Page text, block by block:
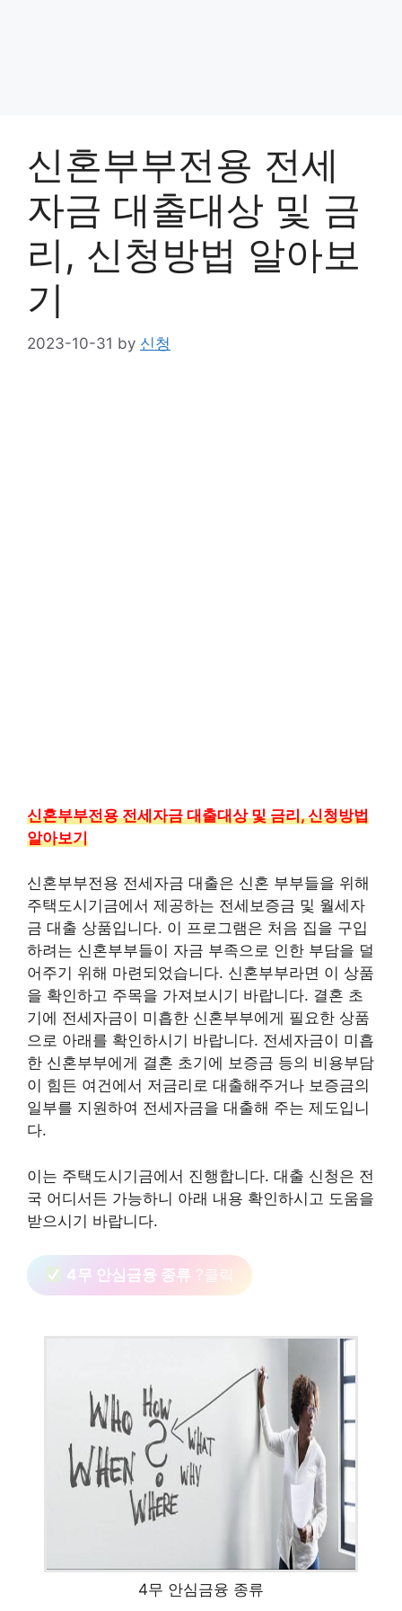
신혼부부전용 전세
자금 대출대상 및 금
리, 신청방법 알아보
기
2023-10-31 by 신청
신혼부부전용 전세자금 대출대상 및 금리, 신청방법
알아보기
신혼부부전용 전세자금 대출은 신혼 부부들을 위해
주택도시기금에서 제공하는 전세보증금 및 월세자
금 대출 상품입니다. 이 프로그램은 처음 집을 구입
하려는 신혼부부들이 자금 부족으로 인한 부담을 덜
어주기 위해 마련되었습니다. 신혼부부라면 이 상품
을 확인하고 주목을 가져보시기 바랍니다. 결혼 초
기에 전세자금이 미흡한 신혼부부에게 필요한 상품
으로 아래를 확인하시기 바랍니다. 전세자금이 미흡
한 신혼부부에게 결혼 초기에 보증금 등의 비용부담
이 힘든 여건에서 저금리로 대출해주거나 보증금의
일부를 지원하여 전세자금을 대출해 주는 제도입니
다.
이는 주택도시기금에서 진행합니다. 대출 신청은 전
국 어디서든 가능하니 아래 내용 확인하시고 도움을
받으시기 바랍니다.
4무 안심금융 종류 ?클릭
4무 안심금융 종류